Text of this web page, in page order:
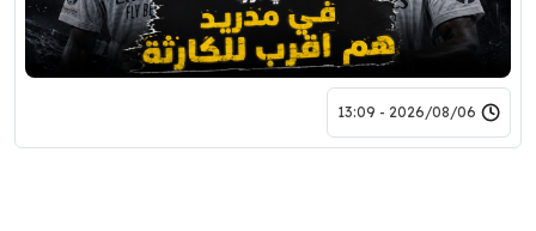
2026/08/06 - 13:09